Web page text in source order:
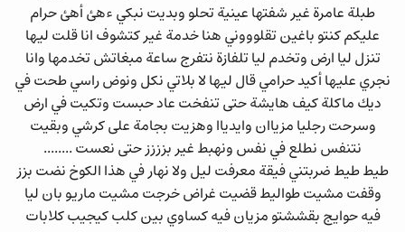
طبلة عامرة غير شفتها عينية تحلو وبديت نبكي ءهئ أهئ حرام
عليكم كنتو باغين تقلوووني هنا خدمة غير كتشوف انا قلت ليها
تنزل ليا ارض وتخدم ليا تلفازة نتفرج ساعة مبغاتش تخدمها وانا
نجري عليها أكيد حرامي قال ليها لا بلاتي نكل ونوض راسي طحت في
ديك ماكلة كيف هايشة حتى تنفخت عاد حبست وتكيت في ارض
وسرحت رجليا مزياان وايدياا وهزيت بجامة على كرشي وبقيت
نتنفس نطلع في نفس ونهبط غير بزززز حتى نعست ........
طيط طيط ضربتني فيقة معرفت ليل ولا نهار في هذا الكوخ نضت بزز
وقفت مشيت طواليط قضيت غراض خرجت مشيت ماريو بان ليا
فيه حوايج بقششتو مزيان فيه كساوي بين كلب كيجيب كلابات